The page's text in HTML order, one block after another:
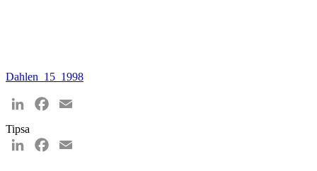
Dahlen_15_1998
LinkedInFacebook
Tipsa
LinkedInFacebook